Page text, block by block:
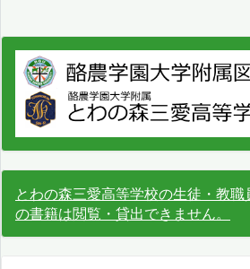
とわの森三愛高等学校の生徒・教
の書籍は閲覧・貸出できません。